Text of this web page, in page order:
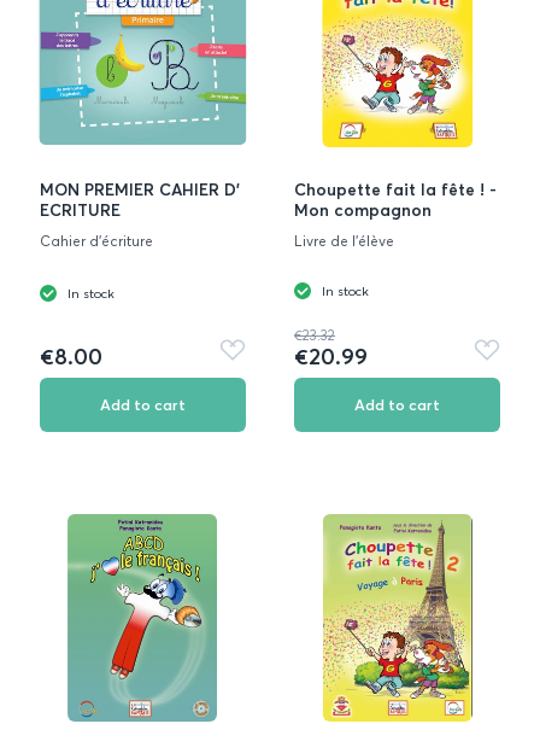
MON PREMIER CAHIER D'
ECRITURE
Cahier d'écriture
In stock
€8.00
Add
to
Add to cart
Choupette fait la fête ! -
Mon compagnon
Livre de l'élève
In stock
€23.32
€20.99
Add
to
Add to cart